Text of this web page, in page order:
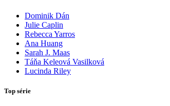
Dominik Dán
Julie Caplin
Rebecca Yarros
Ana Huang
Sarah J. Maas
Táňa Keleová Vasilková
Lucinda Riley
Top série